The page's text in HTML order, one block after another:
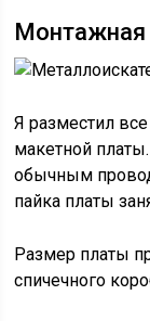
Монтажная
Я разместил
макетной
обычным
пайка платы
Размер платы
спичечного